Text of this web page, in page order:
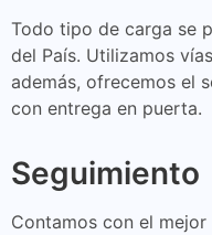
Todo tipo de carga se
del País. Utilizamos
además, ofrecemos el
con entrega en puerta.
Seguimiento
Contamos con el